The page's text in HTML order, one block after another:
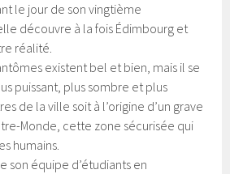
le jour de son vingtième
découvre à la fois Édimbourg et
réalité.
existent bel et bien, mais il se
puissant, plus sombre et plus
de la ville soit à l’origine d’un grave
Monde, cette zone sécurisée qui
humains.
son équipe d’étudiants en